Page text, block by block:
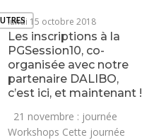
lundi 15 octobre 2018
Les inscriptions à la
PGSession10, co-
organisée avec notre
partenaire DALIBO,
c’est ici, et maintenant !
21 novembre : journée
Workshops Cette journée